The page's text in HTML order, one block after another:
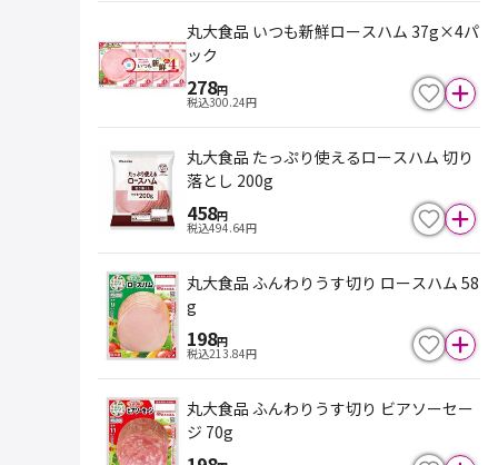
丸大食品 いつも新鮮ロースハム 37g×4パ
ック
278円
税込300.24円
丸大食品 たっぷり使えるロースハム 切り
落とし 200g
458円
税込494.64円
丸大食品 ふんわりうす切り ロースハム 58
g
198円
税込213.84円
丸大食品 ふんわりうす切り ビアソーセー
ジ 70g